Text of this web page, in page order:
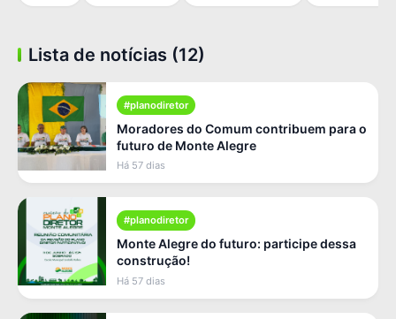
Lista de notícias (12)
#planodiretor
Moradores do Comum contribuem para o
futuro de Monte Alegre
Há 57 dias
#planodiretor
Monte Alegre do futuro: participe dessa
construção!
Há 57 dias